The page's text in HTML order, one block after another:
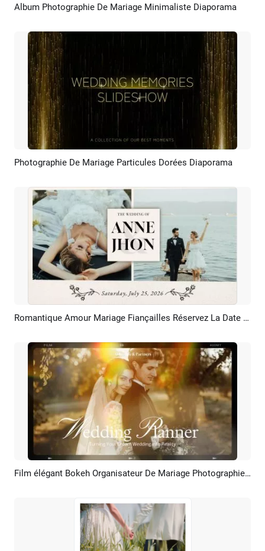
Aperçu Créer IA
Album Photographie De Mariage Minimaliste Diaporama
Aperçu Créer IA
Photographie De Mariage Particules Dorées Diaporama
Aperçu Créer IA Romantique Amour Mariage Fiançailles Réservez La Date Invitation Photographie Diaporama
Aperçu Créer IA Film élégant Bokeh Organisateur De Mariage Photographie Entreprise Promotion